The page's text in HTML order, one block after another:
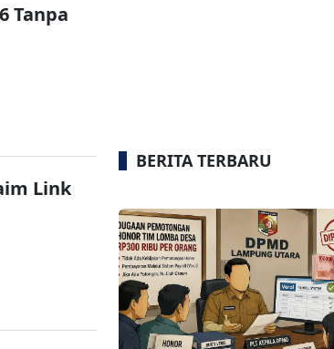
Tanpa
Link
BERITA TERBARU